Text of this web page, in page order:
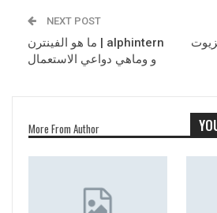
NEXT POST
alphintern | ما هو الفينترن
و وماهي دواعي الاستعمال
More From Author